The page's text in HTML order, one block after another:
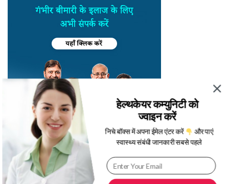
हेल्थकेयर कम्युनिटी को
ज्वाइन करें
निचे बॉक्स में अपना ईमेल एंटर करें
और पाएं
स्वास्थ्य संबंधी जानकारी सबसे पहले